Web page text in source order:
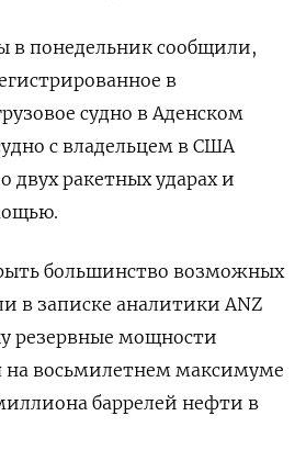
в понедельник сообщили,
в
судно в Аденском
с владельцем в США
двух ракетных ударах и
большинство возможных
в записке аналитики ANZ
резервные мощности
на восьмилетнем максимуме
баррелей нефти в